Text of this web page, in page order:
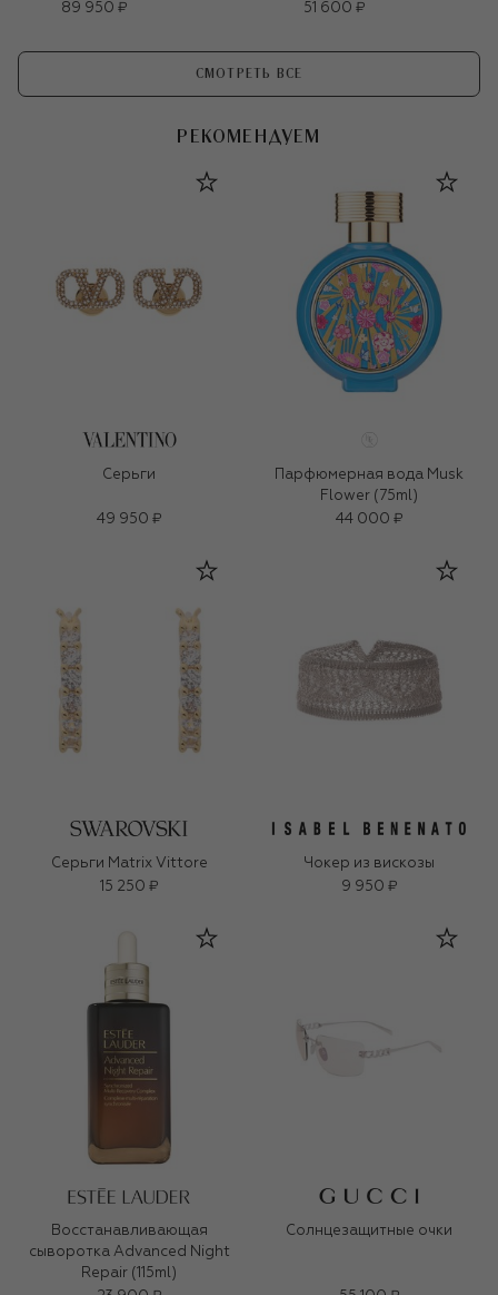
89 950 ₽
51 600 ₽
СМОТРЕТЬ ВСЕ
РЕКОМЕНДУЕМ
Серьги
49 950 ₽
Парфюмерная вода Musk
Flower (75ml)
44 000 ₽
Серьги Matrix Vittore
15 250 ₽
Чокер из вискозы
9 950 ₽
Восстанавливающая
сыворотка Advanced Night
Repair (115ml)
Солнцезащитные очки